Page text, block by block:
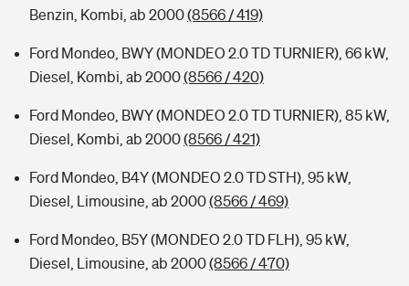
Benzin, Kombi, ab 2000(8566 / 419)
Ford Mondeo, BWY (MONDEO 2.0 TD TURNIER), 66 kW,
Diesel, Kombi, ab 2000(8566 / 420)
Ford Mondeo, BWY (MONDEO 2.0 TD TURNIER), 85 kW,
Diesel, Kombi, ab 2000(8566 / 421)
Ford Mondeo, B4Y (MONDEO 2.0 TD STH), 95 kW,
Diesel, Limousine, ab 2000(8566 / 469)
Ford Mondeo, B5Y (MONDEO 2.0 TD FLH), 95 kW,
Diesel, Limousine, ab 2000(8566 / 470)